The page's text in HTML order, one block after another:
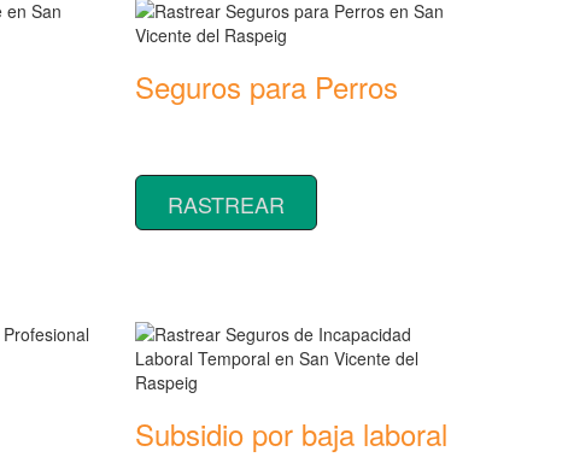
Seguros para Perros
RASTREAR
Subsidio por baja laboral